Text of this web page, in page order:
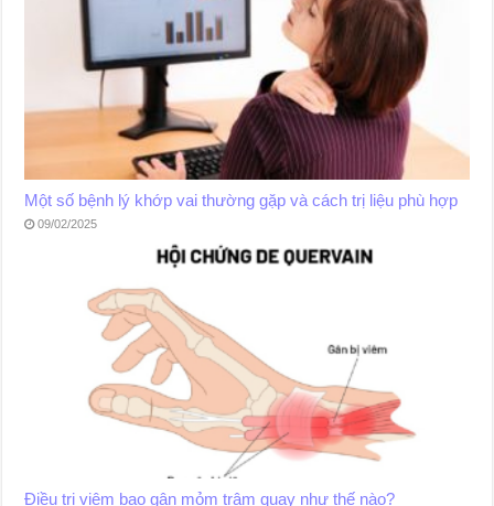
Một số bệnh lý khớp vai thường gặp và cách trị liệu phù hợp
09/02/2025
Điều trị viêm bao gân mỏm trâm quay như thế nào?